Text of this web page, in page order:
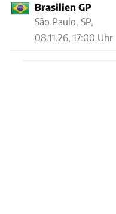
Brasilien GP
São Paulo, SP,
08.11.26, 17:00 Uhr